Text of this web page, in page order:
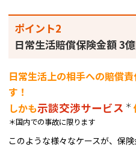
ポイント2
日常生活賠償保険金額 3
日常生活上の相手への賠償
す！
しかも示談交渉サービス ＊
＊国内での事故に限ります
このような様々なケースが、保